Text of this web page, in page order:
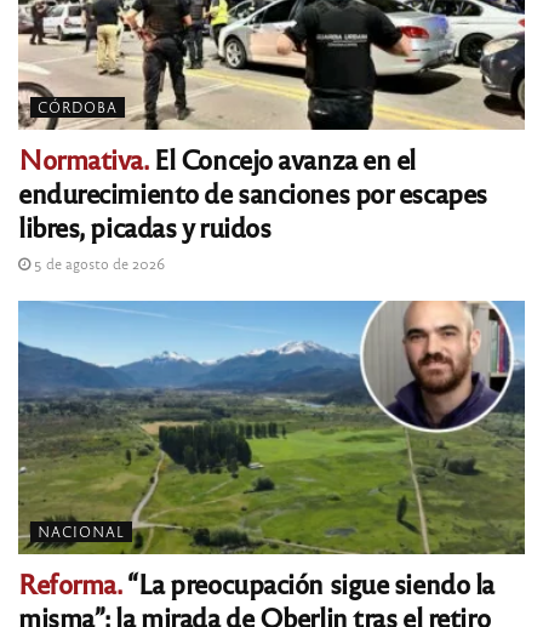
CÓRDOBA
Normativa.El Concejo avanza en el
endurecimiento de sanciones por escapes
libres, picadas y ruidos
5 de agosto de 2026
NACIONAL
Reforma.“La preocupación sigue siendo la
misma”: la mirada de Oberlin tras el retiro